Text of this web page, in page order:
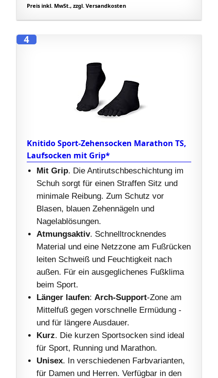
Preis inkl. MwSt., zzgl. Versandkosten
4
Knitido Sport-Zehensocken Marathon TS,
Laufsocken mit Grip*
Mit Grip. Die Antirutschbeschichtung im
Schuh sorgt für einen Straffen Sitz und
minimale Reibung. Zum Schutz vor
Blasen, blauen Zehennägeln und
Nagelablösungen.
Atmungsaktiv. Schnelltrocknendes
Material und eine Netzzone am Fußrücken
leiten Schweiß und Feuchtigkeit nach
außen. Für ein ausgeglichenes Fußklima
beim Sport.
Länger laufen: Arch-Support-Zone am
Mittelfuß gegen vorschnelle Ermüdung -
und für längere Ausdauer.
Kurz. Die kurzen Sportsocken sind ideal
für Sport, Running und Marathon.
Unisex. In verschiedenen Farbvarianten,
für Damen und Herren. Verfügbar in den